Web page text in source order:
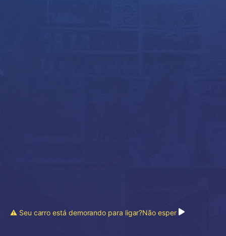
⚠️ Seu carro está demorando para ligar?Não esper